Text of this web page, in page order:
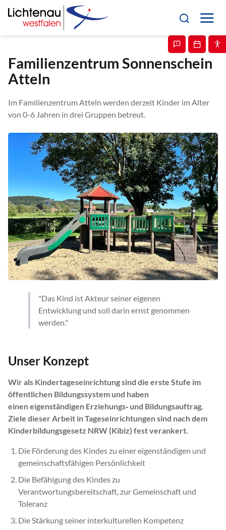
Familienzentrum Sonnenschein
Atteln
Im Familienzentrum Atteln werden derzeit Kinder im Alter
von 0-6 Jahren in drei Gruppen betreut.
"Das Kind ist Akteur seiner eigenen
Entwicklung und soll darin ernst genommen
werden."
Unser Konzept
Wir als Kindertageseinrichtung sind die erste Stufe im
öffentlichen Bildungssystem und haben
einen eigenständigen Erziehungs‐ und Bildungsauftrag.
Ziele dieser Arbeit in Tageseinrichtungen sind nach dem
Kinderbildungsgesetz NRW (Kibiz) fest verankert.
Die Förderung des Kindes zu einer eigenständigen und
gemeinschaftsfähigen Persönlichkeit
Die Befähigung des Kindes zu
Verantwortungsbereitschaft, zur Gemeinschaft und
Toleranz
Die Stärkung seiner interkulturellen Kompetenz